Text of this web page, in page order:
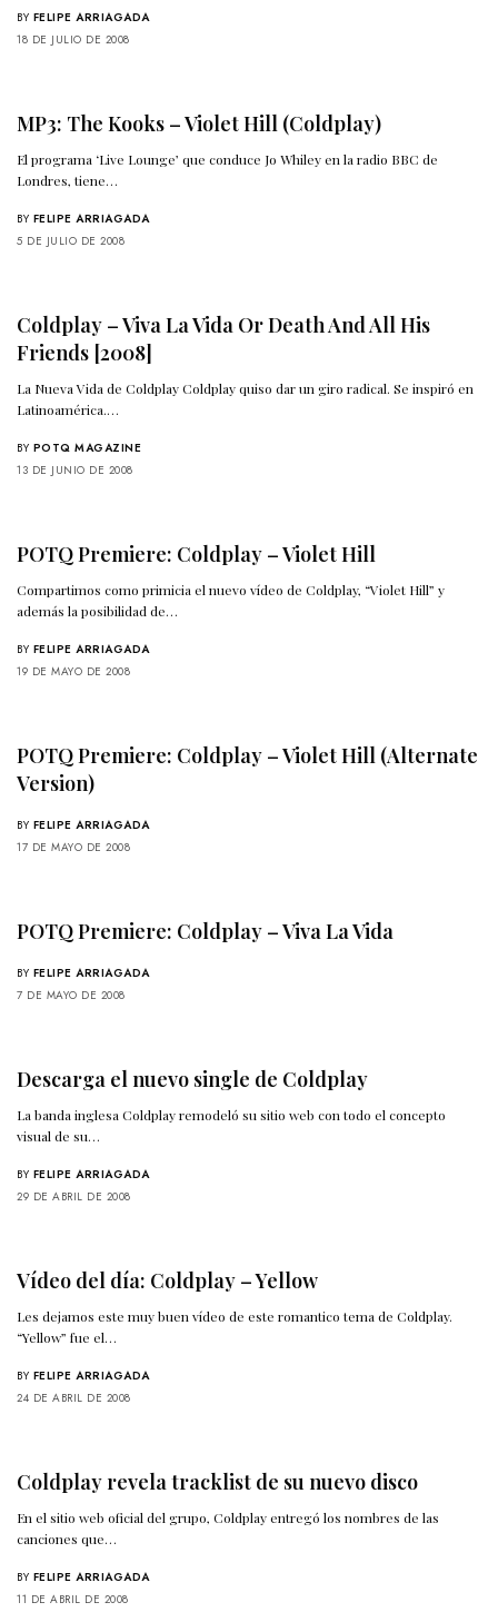
BY FELIPE ARRIAGADA
18 DE JULIO DE 2008
MP3: The Kooks – Violet Hill (Coldplay)
El programa ‘Live Lounge’ que conduce Jo Whiley en la radio BBC de
Londres, tiene…
BY FELIPE ARRIAGADA
5 DE JULIO DE 2008
Coldplay – Viva La Vida Or Death And All His
Friends [2008]
La Nueva Vida de Coldplay Coldplay quiso dar un giro radical. Se inspiró en
Latinoamérica.…
BY POTQ MAGAZINE
13 DE JUNIO DE 2008
POTQ Premiere: Coldplay – Violet Hill
Compartimos como primicia el nuevo vídeo de Coldplay, “Violet Hill” y
además la posibilidad de…
BY FELIPE ARRIAGADA
19 DE MAYO DE 2008
POTQ Premiere: Coldplay – Violet Hill (Alternate
Version)
BY FELIPE ARRIAGADA
17 DE MAYO DE 2008
POTQ Premiere: Coldplay – Viva La Vida
BY FELIPE ARRIAGADA
7 DE MAYO DE 2008
Descarga el nuevo single de Coldplay
La banda inglesa Coldplay remodeló su sitio web con todo el concepto
visual de su…
BY FELIPE ARRIAGADA
29 DE ABRIL DE 2008
Vídeo del día: Coldplay – Yellow
Les dejamos este muy buen vídeo de este romantico tema de Coldplay.
“Yellow” fue el…
BY FELIPE ARRIAGADA
24 DE ABRIL DE 2008
Coldplay revela tracklist de su nuevo disco
En el sitio web oficial del grupo, Coldplay entregó los nombres de las
canciones que…
BY FELIPE ARRIAGADA
11 DE ABRIL DE 2008